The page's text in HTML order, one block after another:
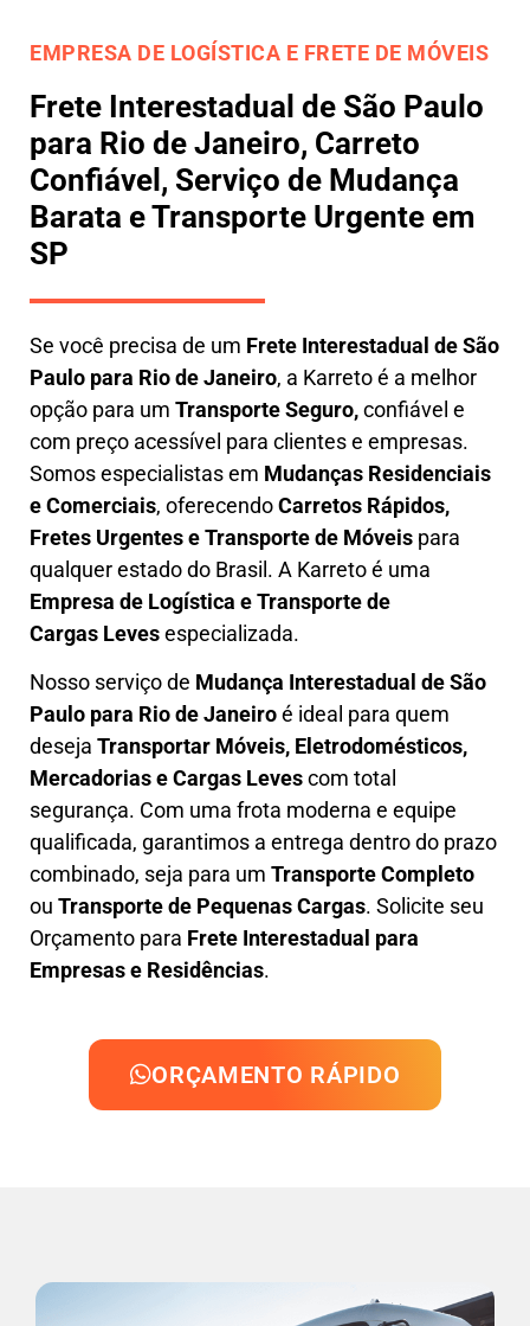
EMPRESA DE LOGÍSTICA E FRETE DE MÓVEIS
Frete Interestadual de São Paulo
para Rio de Janeiro, Carreto
Confiável, Serviço de Mudança
Barata e Transporte Urgente em
SP
Se você precisa de um Frete Interestadual de São
Paulo para Rio de Janeiro, a Karreto é a melhor
opção para um Transporte Seguro,confiável e
com preço acessível para clientes e empresas.
Somos especialistas em Mudanças Residenciais
e Comerciais, oferecendoCarretos Rápidos,
Fretes Urgentes e Transporte de Móveis para
qualquer estado do Brasil. A Karretoé uma
Empresa de Logística e Transporte de
Cargas Levesespecializada.
Nosso serviço de Mudança Interestadual de São
Paulo para Rio de Janeiroé ideal para quem
deseja Transportar Móveis, Eletrodomésticos,
Mercadorias e Cargas Levescom total
segurança. Com uma frota moderna e equipe
qualificada, garantimos a entrega dentro do prazo
combinado, seja para um Transporte Completo
ou Transporte de Pequenas Cargas. Solicite seu
Orçamento para Frete Interestadual para
Empresas e Residências.
ORÇAMENTO RÁPIDO